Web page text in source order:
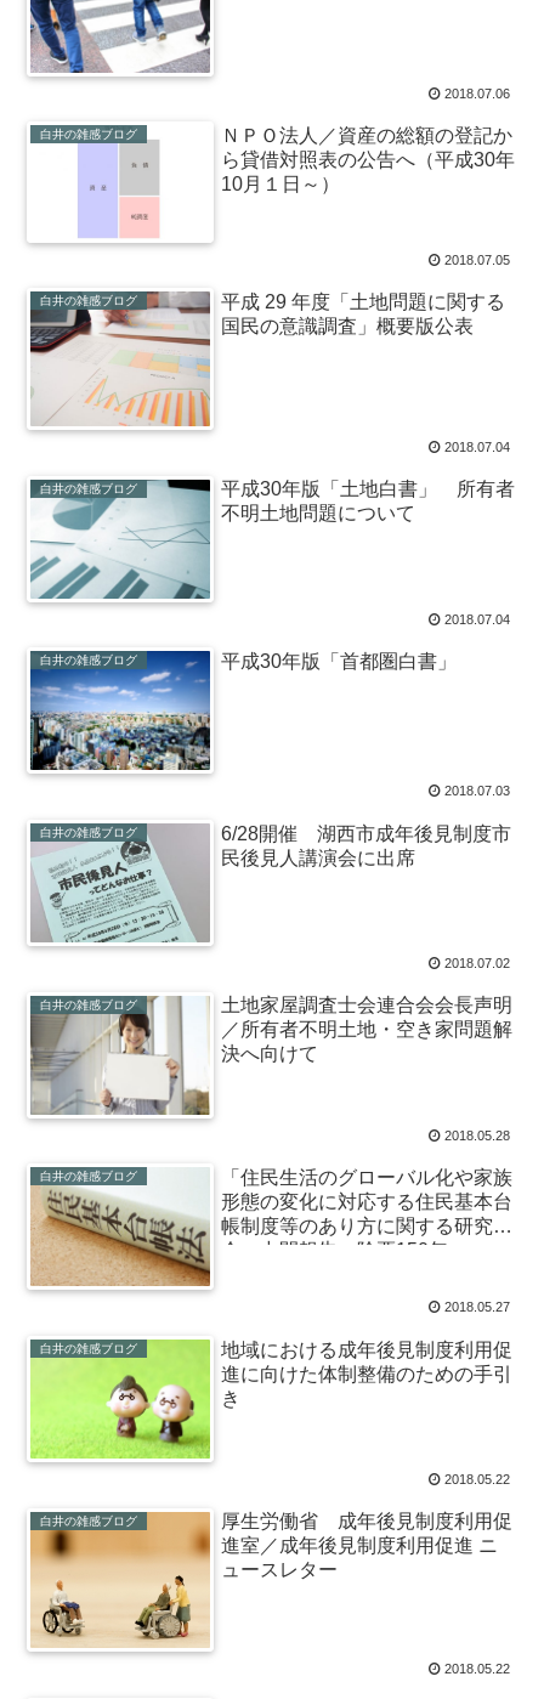
2018.07.06
白井の雑感ブログ
ＮＰＯ法人／資産の総額の登記か
ら貸借対照表の公告へ（平成30年
10月１日～）
2018.07.05
白井の雑感ブログ
平成 29 年度「土地問題に関する
国民の意識調査」概要版公表
2018.07.04
白井の雑感ブログ
平成30年版「土地白書」 所有者
不明土地問題について
2018.07.04
白井の雑感ブログ 平成30年版「首都圏白書」
2018.07.03
白井の雑感ブログ
6/28開催 湖西市成年後見制度市
民後見人講演会に出席
2018.07.02
白井の雑感ブログ
土地家屋調査士会連合会会長声明
／所有者不明土地・空き家問題解
決へ向けて
2018.05.28
白井の雑感ブログ
「住民生活のグローバル化や家族
形態の変化に対応する住民基本台
帳制度等のあり方に関する研究
会」中間報告 除票150年へ
2018.05.27
白井の雑感ブログ
地域における成年後見制度利用促
進に向けた体制整備のための手引
き
2018.05.22
白井の雑感ブログ
厚生労働省 成年後見制度利用促
進室／成年後見制度利用促進 ニ
ュースレター
2018.05.22